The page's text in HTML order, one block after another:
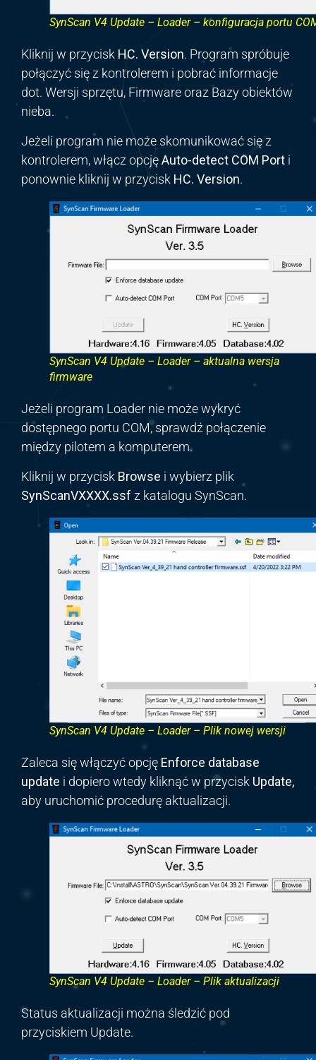
SynScan V4 Update – Loader – konfiguracja portu
Kliknij w przycisk HC. Version. Program spróbuje
połączyć się z kontrolerem i pobrać informacje
dot. Wersji sprzętu, Firmware oraz Bazy obiektów
nieba.
Jeżeli program nie może skomunikować się z
kontrolerem, włącz opcjęAuto-detect COM Port i
ponownie kliknij w przycisk HC. Version.
SynScan V4 Update – Loader – aktualna wersja
firmware
Jeżeli program Loader nie może wykryć
dostępnego portu COM, sprawdź połączenie
między pilotem a komputerem.
Kliknij w przycisk Browse i wybierz plik
SynScanVXXXX.ssf z katalogu SynScan.
SynScan V4 Update – Loader – Plik nowej wersji
Zaleca się włączyć opcję Enforce database
update i dopiero wtedy kliknąć w przycisk Update,
aby uruchomić procedurę aktualizacji.
SynScan V4 Update – Loader – Plik aktualizacji
Status aktualizacji można śledzić pod
przyciskiem Update.